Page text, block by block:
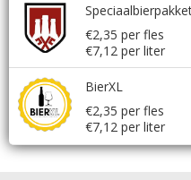
€2,35 per fles
€7,12 per liter
BierXL
€2,35 per fles
€7,12 per liter